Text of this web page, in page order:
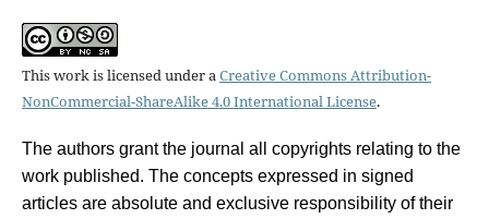
This work is licensed under a Creative Commons Attribution-
NonCommercial-ShareAlike 4.0 International License.
The authors grant the journal all copyrights relating to the
work published. The concepts expressed in signed
articles are absolute and exclusive responsibility of their